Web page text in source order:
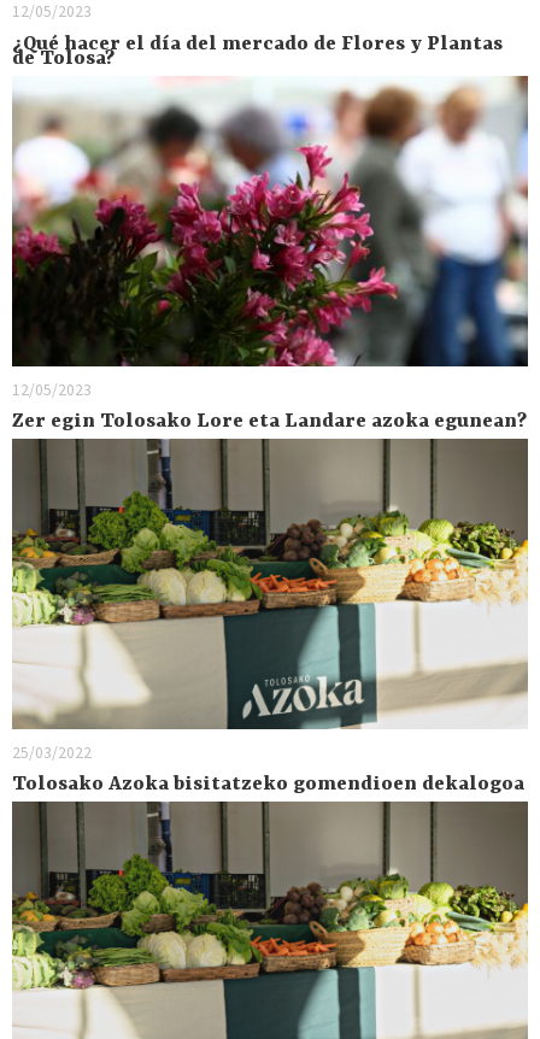
12/05/2023
¿Qué hacer el día del mercado de Flores y Plantas
de Tolosa?
12/05/2023
Zer egin Tolosako Lore eta Landare azoka egunean?
25/03/2022
Tolosako Azoka bisitatzeko gomendioen dekalogoa